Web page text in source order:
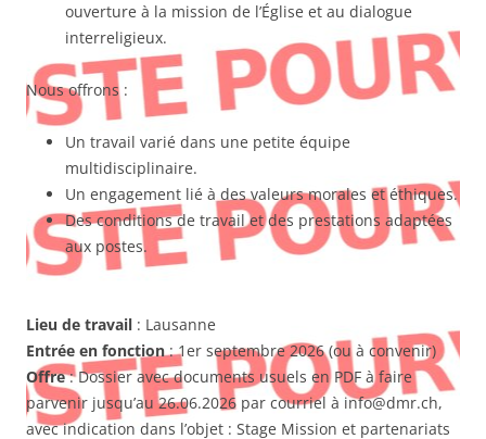
ouverture à la mission de l’Église et au dialogue
interreligieux.
Nous offrons :
Un travail varié dans une petite équipe
multidisciplinaire.
Un engagement lié à des valeurs morales et éthiques.
Des conditions de travail et des prestations adaptées
aux postes.
Lieu de travail : Lausanne
Entrée en fonction: 1er septembre 2026 (ou à convenir)
Offre: Dossier avec documents usuels en PDF à faire
parvenir jusqu’au 26.06.2026 par courriel à info@dmr.ch,
avec indication dans l’objet : Stage Mission et partenariats